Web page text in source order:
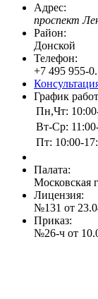
Адрес:
проспект
Район:
Донской
Телефон:
+7 495 955-
График
Пн,Чт:
Вт-Ср:
Пт: 10:00-
Палата:
Московская
Лицензия:
№131 от
Приказ:
№26-ч от